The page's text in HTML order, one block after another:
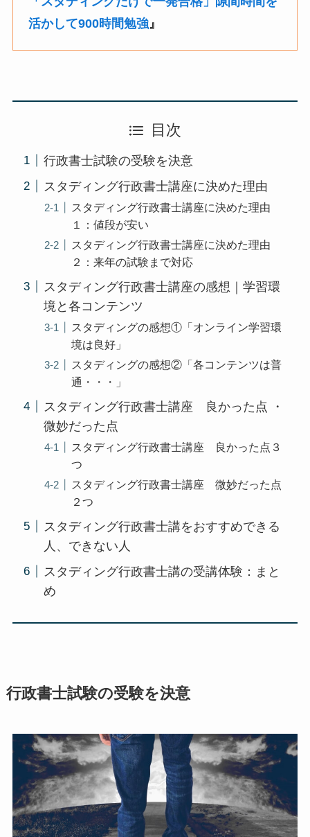
活かして900時間勉強』
目次
行政書士試験の受験を決意
スタディング行政書士講座に決めた理由
スタディング行政書士講座に決めた理由
１：値段が安い
スタディング行政書士講座に決めた理由
２：来年の試験まで対応
スタディング行政書士講座の感想｜学習環
境と各コンテンツ
スタディングの感想①「オンライン学習環
境は良好」
スタディングの感想②「各コンテンツは普
通・・・」
スタディング行政書士講座 良かった点 ・
微妙だった点
スタディング行政書士講座 良かった点３
つ
スタディング行政書士講座 微妙だった点
２つ
スタディング行政書士講をおすすめできる
人、できない人
スタディング行政書士講の受講体験：まと
め
行政書士試験の受験を決意